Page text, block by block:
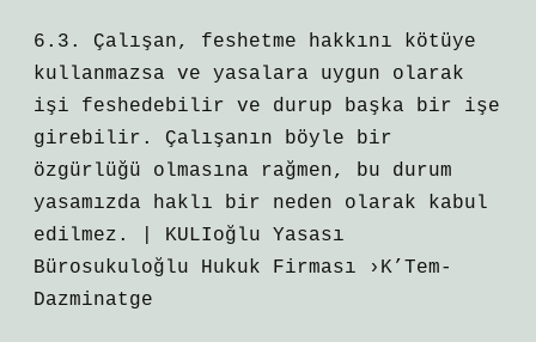
6.3. Çalışan, feshetme hakkını kötüye
kullanmazsa ve yasalara uygun olarak
işi feshedebilir ve durup başka bir işe
girebilir. Çalışanın böyle bir
özgürlüğü olmasına rağmen, bu durum
yasamızda haklı bir neden olarak kabul
edilmez. | KULIoğlu Yasası
Bürosukuloğlu Hukuk Firması ›K’Tem-
Dazminatge